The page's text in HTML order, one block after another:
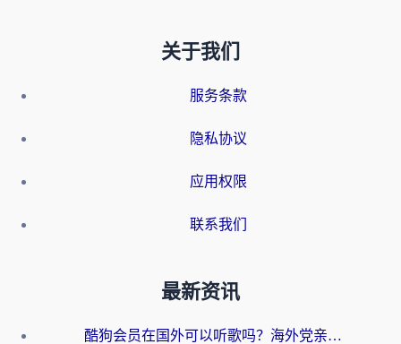
关于我们
服务条款
隐私协议
应用权限
联系我们
最新资讯
酷狗会员在国外可以听歌吗？海外党亲测有效：3步解决音乐权限难题